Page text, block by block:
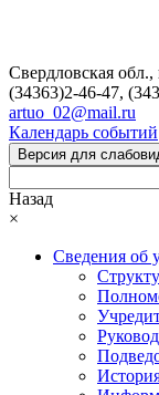
Свердловская
(34363)2-46-47,
artuo_02@mail.ru
Календарь событий
Версия для
Назад
×
Сведения об